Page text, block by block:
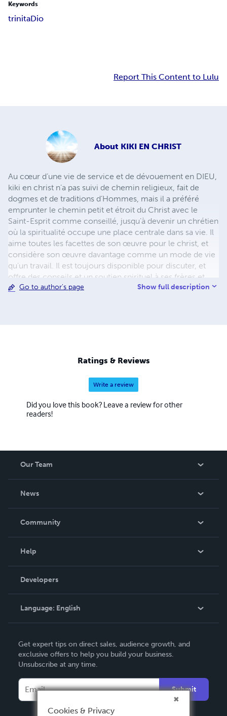
Keywords
trinitaDio
Report This Content to Lulu
About KIKI EN CHRIST
Au cœur d’une vie de service et de dévouement en DIEU,
kiki en christ n’a pas suivi de chemin religieux, fait de
dogmes et de traditions d’Hommes, mais il a préféré
emprunter le chemin petit et étroit du Christ avec le
Saint-Esprit comme conseillé, jusqu’à devenir un chrétien
où la spiritualité occupe une place centrale dans sa vie. Il
aime toutes les facettes de son œuvre pour le christ, et
considère son œuvre davantage comme un mode de vie
qu’un travail. Il est toujours disponible pour discuter, et
offre des conseils et un soutien spirituel à ses frères et
sœurs en christ. Pour se procurer les livres dans tous les
Go to author's page Show full description
Ratings & Reviews
Write a review
Did you love this book? Leave a review for other
readers!
Our Team
News
In The News
Community
Podcast
Help
Order Lookup
Knowledge Base
Contact Support
Developers
Language: English
Deutsch
Français
Italiano
Español
Get expert tips on direct sales, audience growth, and
exclusive offers to help you build your business.
Unsubscribe at any time.
Submit
Cookies & Privacy